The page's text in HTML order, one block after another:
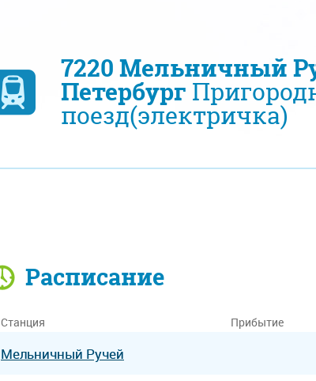
7220 Мельничный
Петербург
поезд(электричка)
Расписание
Станция Прибытие
Мельничный Ручей